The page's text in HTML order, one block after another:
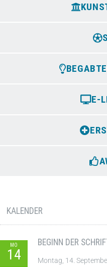
E-
KALENDER
MO
14
BEGINN DER
Montag, 14.